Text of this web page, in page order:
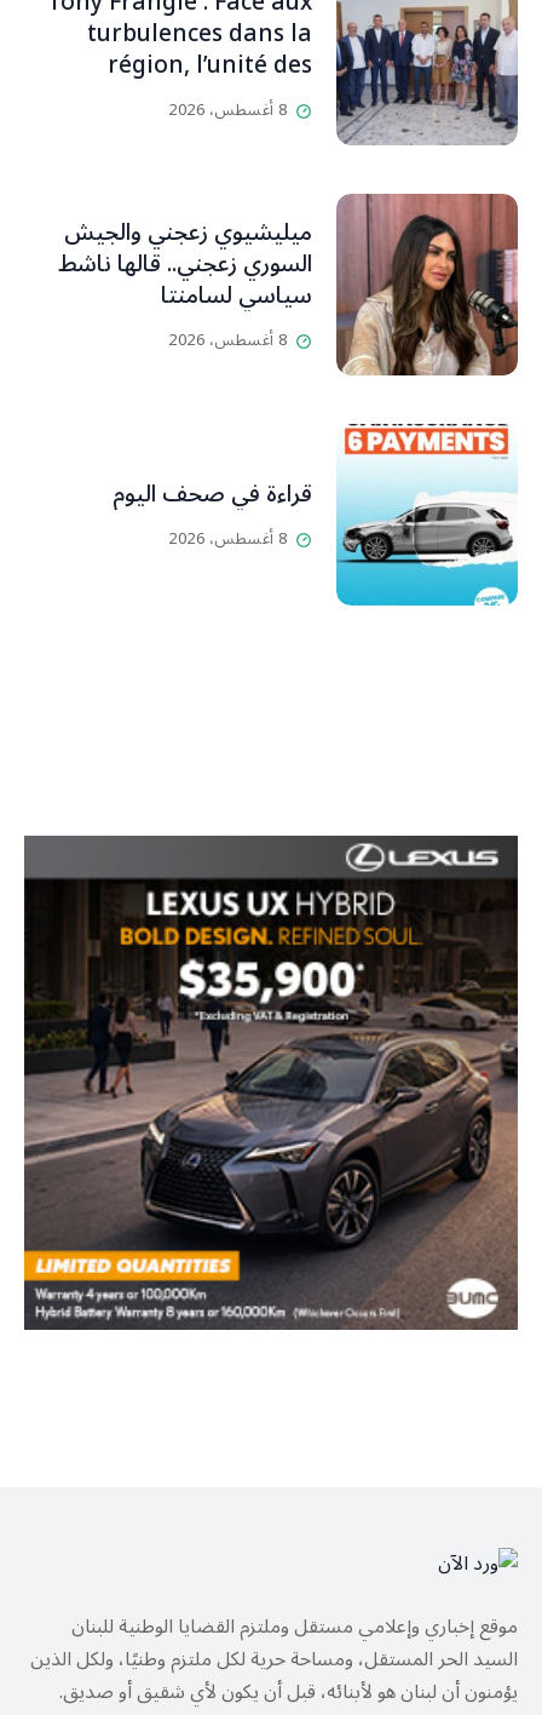
بيت رسالة وتاريخ وإيمان وقيم
مستمرة (صور وVideo)
turbulences dans la
région, l’unité des
Libanais est primordiale
L’OLJ / Par Scarlett
8 أغسطس، 2026
ميليشيوي زعجني والجيش
السوري زعجني.. قالها ناشط
سياسي لسامنتا
8 أغسطس، 2026
قراءة في صحف اليوم
8 أغسطس، 2026
موقع إخباري وإعلامي مستقل وملتزم القضايا الوطنية للبنان
السيد الحر المستقل، ومساحة حرية لكل ملتزم وطنيًا، ولكل الذين
يؤمنون أن لبنان هو لأبنائه، قبل أن يكون لأي شقيق أو صديق.